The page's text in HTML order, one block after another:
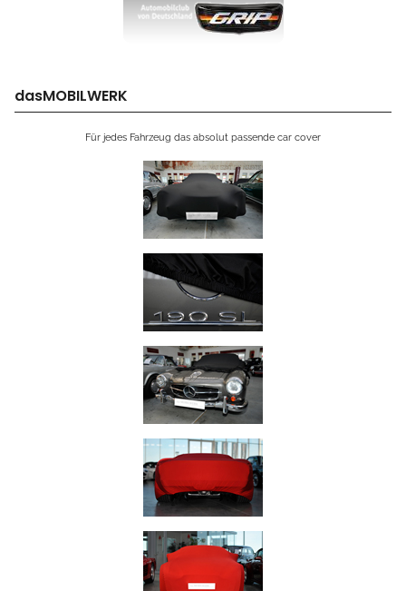
dasMOBILWERK
Für jedes Fahrzeug das absolut passende car cover